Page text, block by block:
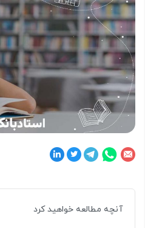
آنچه مطالعه خواهید کرد